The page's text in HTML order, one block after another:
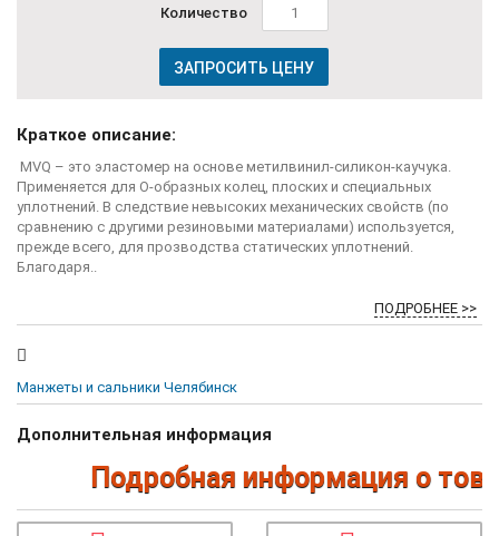
Количество
ЗАПРОСИТЬ ЦЕНУ
Краткое описание:
MVQ – это эластомер на основе метилвинил-силикон-каучука.
Применяется для О-образных колец, плоских и специальных
уплотнений. В следствие невысоких механических свойств (по
сравнению с другими резиновыми материалами) используется,
прежде всего, для прозводства статических уплотнений.
Благодаря..
ПОДРОБНЕЕ >>
Манжеты и сальники Челябинск
Дополнительная информация
Подробная информация о